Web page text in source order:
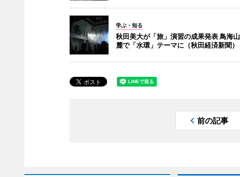
学ぶ・知る
秋田美大が「旅」演習の成果発表 鳥海山
麓で「水環」テーマに（秋田経済新聞）
前の記事